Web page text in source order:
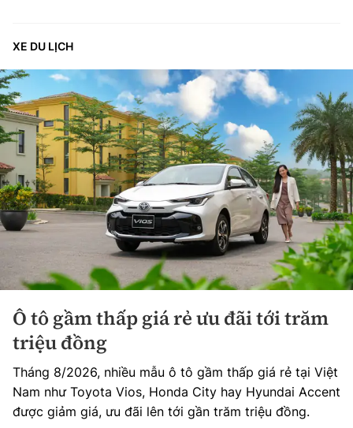
XE DU LỊCH
Ô tô gầm thấp giá rẻ ưu đãi tới trăm
triệu đồng
Tháng 8/2026, nhiều mẫu ô tô gầm thấp giá rẻ tại Việt
Nam như Toyota Vios, Honda City hay Hyundai Accent
được giảm giá, ưu đãi lên tới gần trăm triệu đồng.